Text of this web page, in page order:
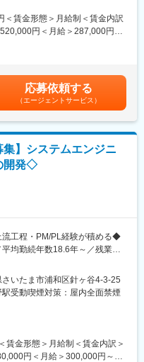
せ、データロガーから得られた
ーズなどを踏まえ、会社が定
がある
とは異なり、本ポジションでは
作部品の安定供給（特にD：
防止を推進し、環境変化に強
指します。
ていただきます。
納期遅延など）の削減
る供給体質の強化
・設備）
予兆察知および未然防止策の
給戦略立案（複数ソース化・
＜賃金形態＞月給制＜賃金内訳
円＜月給＞287,000円～
960万円（月給約43万円）・
円）賃金はあくまでも目安の
可能性があります。月給(月額)
応募依頼する
（エージェントサービス）
集】システムエンジニ
開発◇
工程・PM/PL経験が積める◆
均勤続年数18.6年～／残業月
験
ョン型開発力
リア形成
スキル
いたま市浦和区針ヶ谷4-3-25
受動喫煙対策：屋内全面禁煙
賃金形態＞月給制＜賃金内訳＞
円＜月給＞300,000円～